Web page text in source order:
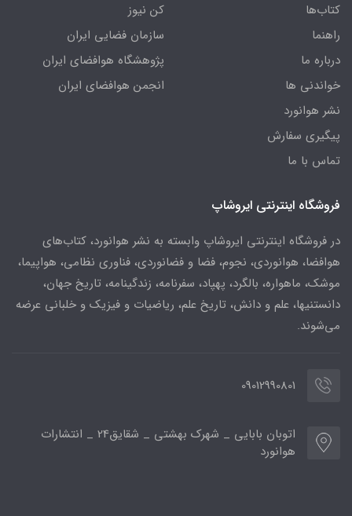
کتاب‌ها
راهنما
درباره ما
خواندنی ها
نشر هوانورد
پیگیری سفارش
تماس با ما
کن نیوز
سازمان فضایی ایران
پژوهشگاه هوافضای ایران
انجمن هوافضای ایران
فروشگاه اینترنتی ایروشاپ
در فروشگاه اینترنتی ایروشاپ وابسته به نشر هوانورد، کتاب‌های
هوافضا، هوانوردی، نجوم، فضا و فضانوردی، فناوری نظامی، هواپیما،
موشک، ماهواره، بالگرد، پهپاد، سفرنامه، زندگینامه، تاریخ جهان،
دانستنیها، علم و دانش، تاریخ علم، ریاضیات و فیزیک و خلبانی عرضه
می‌شوند.
09012990801
اتوبان بابایی _ شهرک بهشتی _ شقایق24 _ انتشارات
هوانورد